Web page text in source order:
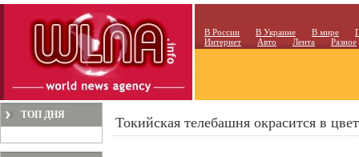
В России В Украине В мире
Интернет
Авто Лента Разное
ТОП ДНЯ Токийская телебашня окрасится в